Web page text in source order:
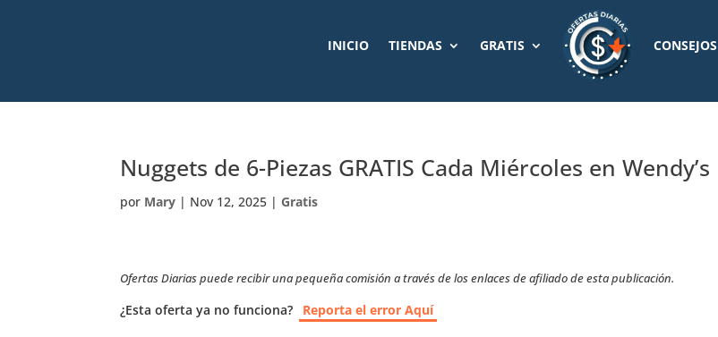
INICIO TIENDAS GRATIS CONSEJOS
Nuggets de 6-Piezas GRATIS Cada Miércoles en Wendy’s
por Mary | Nov 12, 2025 | Gratis
Ofertas Diarias puede recibir una pequeña comisión a través de los enlaces de afiliado de esta publicación.
¿Esta oferta ya no funciona? Reporta el error Aquí